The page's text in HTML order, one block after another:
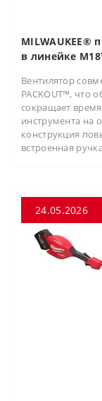
MILWAUKEE®
в линейке
Вентилятор
PACKOUT™, что
сокращает
инструмента на
конструкция
встроенная
24.05.2026